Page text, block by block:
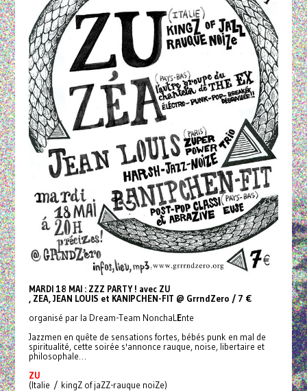
MARDI 18 MAI : ZZZ PARTY ! avec ZU
, ZEA, JEAN LOUIS et KANIPCHEN-FIT @ GrrndZero / 7 €
organisé par la Dream-Team NonchaL Ente
Jazzmen en quête de sensations fortes, bébés punk en mal de
spiritualité, cette soirée s'annonce rauque, noise, libertaire et
philosophale…
ZU
(Italie / kingZ of jaZZ-rauque noiZe)